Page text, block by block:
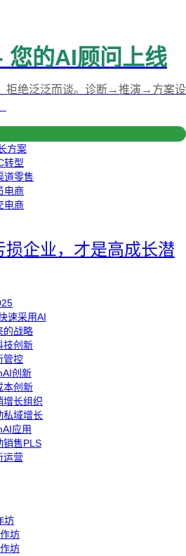
方案
转型
道零售
电商
电商
速采用AI
的战略
技创新
管控
创新
本创新
增长组织
私域增长
应用
销售PLS
运营
坊
坊
坊
的AI顾问上线
拒绝泛泛而谈。诊断→推演→方案设
企业，才是高成长潜